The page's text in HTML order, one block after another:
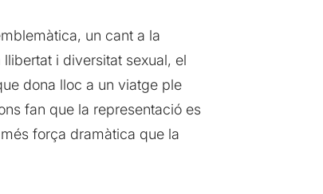
un cant a la
i diversitat sexual, el
dona lloc a un viatge ple
fan que la representació es
força dramàtica que la